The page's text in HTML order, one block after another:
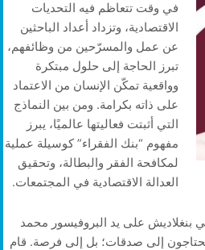
في وقت تتعاظم فيه التحديات
الاقتصادية، وتزداد أعداد الباحثين
عن عمل والمسرّحين من وظائفهم،
تبرز الحاجة إلى حلول مبتكرة
وواقعية تمكّن الإنسان من الاعتماد
على ذاته بكرامة. ومن بين النماذج
التي أثبتت فعاليتها عالميًا، يبرز
مفهوم “بنك الفقراء” كوسيلة عملية
لمكافحة الفقر والبطالة، وتحقيق
العدالة الاقتصادية في المجتمعات.
بنغلاديش على يد البروفيسور محمد
إلى صدقات؛ بل إلى فرصة. قام